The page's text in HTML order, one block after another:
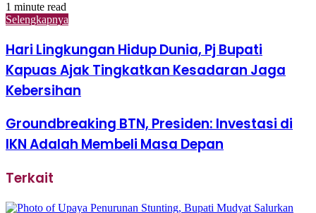
1 minute read
Selengkapnya
Hari Lingkungan Hidup Dunia, Pj Bupati
Kapuas Ajak Tingkatkan Kesadaran Jaga
Kebersihan
Groundbreaking BTN, Presiden: Investasi di
IKN Adalah Membeli Masa Depan
Terkait